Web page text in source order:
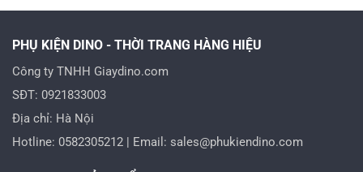
PHỤ KIỆN DINO - THỜI TRANG HÀNG HIỆU
Công ty TNHH Giaydino.com
SĐT: 0921833003
Địa chỉ: Hà Nội
Hotline: 0582305212 | Email: sales@phukiendino.com